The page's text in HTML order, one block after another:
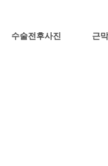
수술전후사진 근